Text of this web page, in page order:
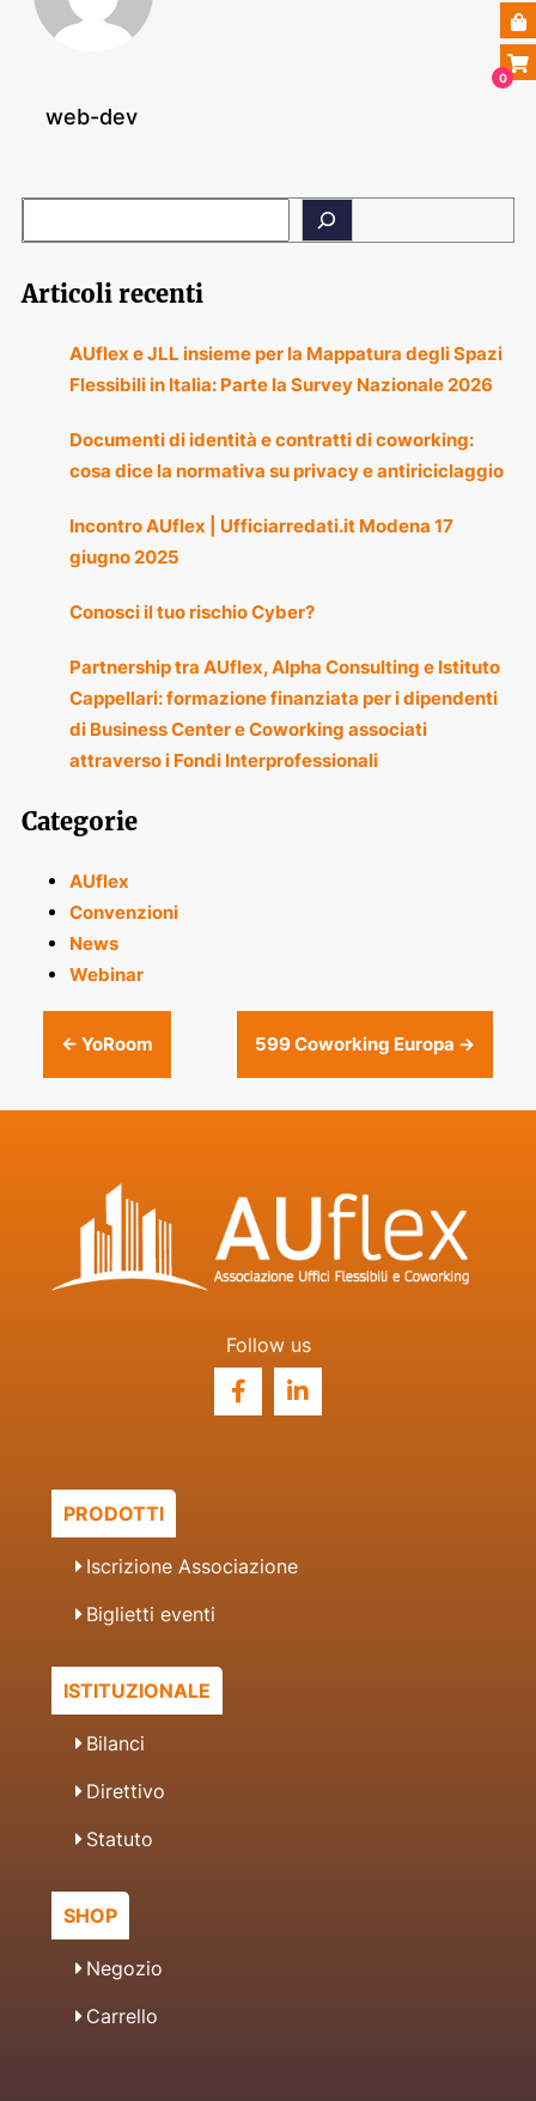
0
web-dev
Articoli recenti
AUflex e JLL insieme per la Mappatura degli Spazi
Flessibili in Italia: Parte la Survey Nazionale 2026
Documenti di identità e contratti di coworking:
cosa dice la normativa su privacy e antiriciclaggio
Incontro AUflex | Ufficiarredati.it Modena 17
giugno 2025
Conosci il tuo rischio Cyber?
Partnership tra AUflex, Alpha Consulting e Istituto
Cappellari: formazione finanziata per i dipendenti
di Business Center e Coworking associati
attraverso i Fondi Interprofessionali
Categorie
AUflex
Convenzioni
News
Webinar
Post
navigation
← YoRoom 599 Coworking Europa →
Follow us
PRODOTTI
Iscrizione Associazione
Biglietti eventi
ISTITUZIONALE
Bilanci
Direttivo
Statuto
SHOP
Negozio
Carrello